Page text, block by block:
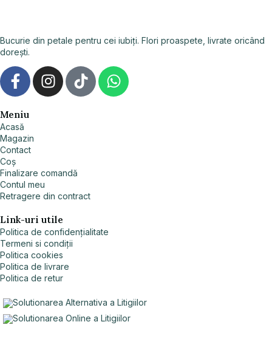
Bucurie din petale pentru cei iubiți. Flori proaspete, livrate oricând
dorești.
Meniu
Acasă
Magazin
Contact
Coș
Finalizare comandă
Contul meu
Retragere din contract
Link-uri utile
Politica de confidențialitate
Termeni si condiții
Politica cookies
Politica de livrare
Politica de retur